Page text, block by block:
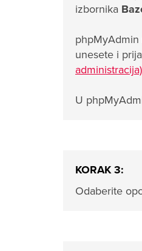
izbornika
unesete i
administracija)
U
KORAK 3:
Odaberite